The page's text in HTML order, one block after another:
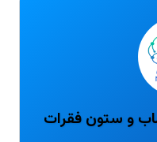
و ستون فقرات